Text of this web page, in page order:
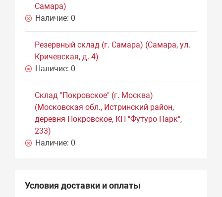
Самара)
Наличие: 0
Резервный склад (г. Самара) (Самара, ул.
Кричевская, д. 4)
Наличие: 0
Склад "Покровское" (г. Москва)
(Московская обл., Истринский район,
деревня Покровское, КП "Футуро Парк",
233)
Наличие: 0
Условия доставки и оплаты